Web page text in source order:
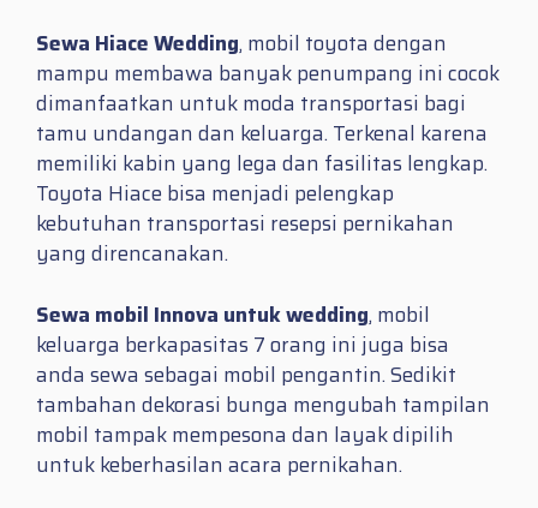
Sewa Hiace Wedding, mobil toyota dengan
mampu membawa banyak penumpang ini cocok
dimanfaatkan untuk moda transportasi bagi
tamu undangan dan keluarga. Terkenal karena
memiliki kabin yang lega dan fasilitas lengkap.
Toyota Hiace bisa menjadi pelengkap
kebutuhan transportasi resepsi pernikahan
yang direncanakan.
Sewa mobil Innova untuk wedding, mobil
keluarga berkapasitas 7 orang ini juga bisa
anda sewa sebagai mobil pengantin. Sedikit
tambahan dekorasi bunga mengubah tampilan
mobil tampak mempesona dan layak dipilih
untuk keberhasilan acara pernikahan.